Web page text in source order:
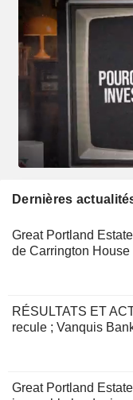
Dernières
Great Portland
de Carrington
RÉSULTATS ET
recule ; Vanquis
Great Portland